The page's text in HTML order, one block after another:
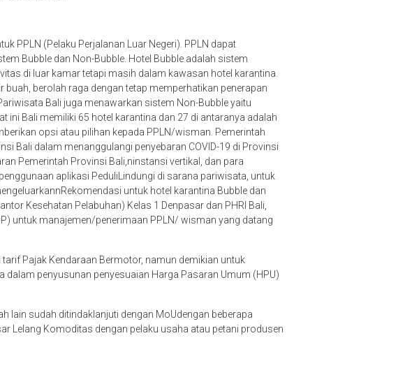
PPLN (Pelaku Perjalanan Luar Negeri). PPLN dapat
Bubble dan Non-Bubble. Hotel Bubble adalah sistem
di luar kamar tetapi masih dalam kawasan hotel karantina.
berolah raga dengan tetap memperhatikan penerapan
Bali juga menawarkan sistem Non-Bubble yaitu
ini Bali memiliki 65 hotel karantina dan 27 di antaranya adalah
opsi atau pilihan kepada PPLN/wisman. Pemerintah
Bali dalam menanggulangi penyebaran COVID-19 di Provinsi
Pemerintah Provinsi Bali,ninstansi vertikal, dan para
aplikasi PeduliLindungi di sarana pariwisata, untuk
untuk hotel karantina Bubble dan
Kesehatan Pelabuhan) Kelas 1 Denpasar dan PHRI Bali,
untuk manajemen/penerimaan PPLN/ wisman yang datang
Pajak Kendaraan Bermotor, namun demikian untuk
penyusunan penyesuaian Harga Pasaran Umum (HPU)
lain sudah ditindaklanjuti dengan MoUdengan beberapa
Lelang Komoditas dengan pelaku usaha atau petani produsen